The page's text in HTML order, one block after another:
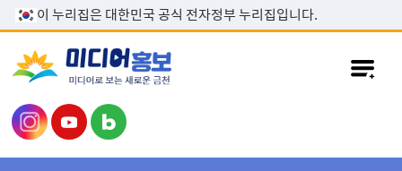
본문 바로가기
이 누리집은 대한민국 공식 전자정부 누리집입니다.